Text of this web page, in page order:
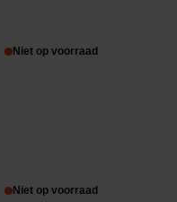
Niet op voorraad
Niet op voorraad